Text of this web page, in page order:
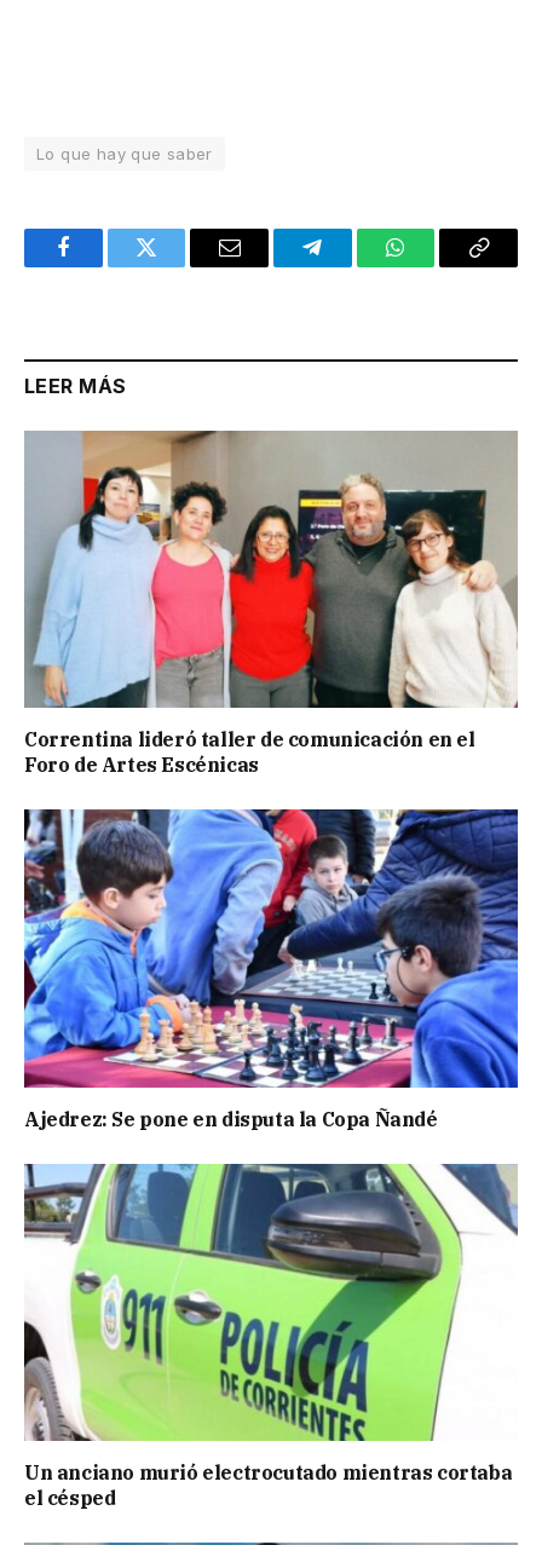
Lo que hay que saber
FacebookTwitter Email TelegramWhatsAppCopy
LEER MÁS
Correntina lideró taller de comunicación en el
Foro de Artes Escénicas
Ajedrez: Se pone en disputa la Copa Ñandé
Un anciano murió electrocutado mientras cortaba
el césped